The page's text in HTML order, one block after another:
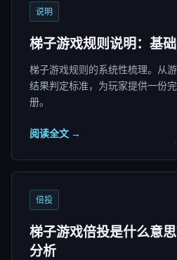
说明
梯子游戏规则说明：基
梯子游戏规则的系统性梳理。从
结果判定标准，为玩家提供一份
册。
阅读全文 →
倍投
梯子游戏倍投是什么意
分析